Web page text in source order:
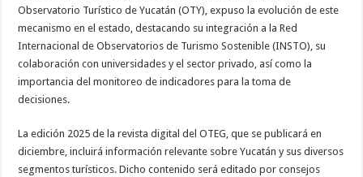
Observatorio Turístico de Yucatán (OTY), expuso la evolución de este
mecanismo en el estado, destacando su integración a la Red
Internacional de Observatorios de Turismo Sostenible (INSTO), su
colaboración con universidades y el sector privado, así como la
importancia del monitoreo de indicadores para la toma de
decisiones.
La edición 2025 de la revista digital del OTEG, que se publicará en
diciembre, incluirá información relevante sobre Yucatán y sus diversos
segmentos turísticos. Dicho contenido será editado por consejos